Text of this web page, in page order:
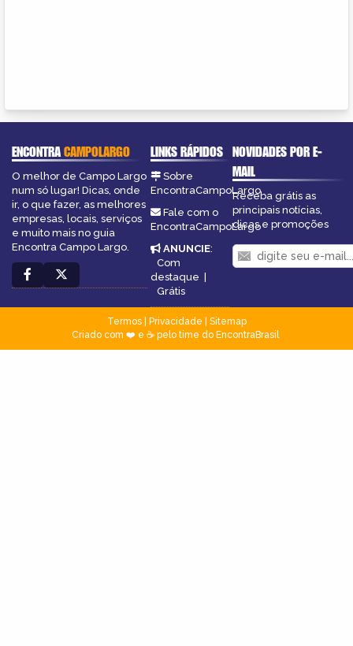
ENCONTRACAMPOLARGO
O melhor de Campo Largo
num só lugar! Dicas, onde
ir, o que fazer, as melhores
empresas, locais, serviços
e muito mais no guia
Encontra Campo Largo.
LINKS RÁPIDOS
Sobre
EncontraCampoLargo
Fale com o
EncontraCampoLargo
ANUNCIE:
Com
destaque
Grátis
NOVIDADES POR E-
MAIL
Receba grátis as
principais notícias,
dicas e promoções
Termos| Privacidade
Sitemap
Criado com ❤️ e ☕ pelo time do EncontraBrasil